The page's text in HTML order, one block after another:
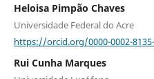
Heloisa Pimpão Chaves
Universidade Federal do Acre
https://orcid.org/0000-0002-
Rui Cunha Marques